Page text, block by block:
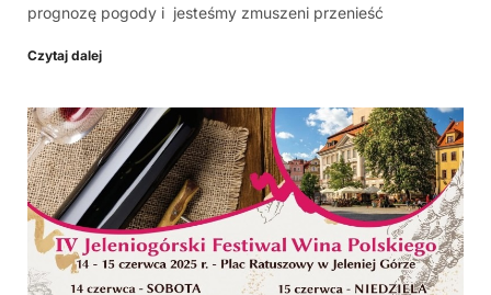
prognozę pogody i jesteśmy zmuszeni przenieść
Czytaj dalej